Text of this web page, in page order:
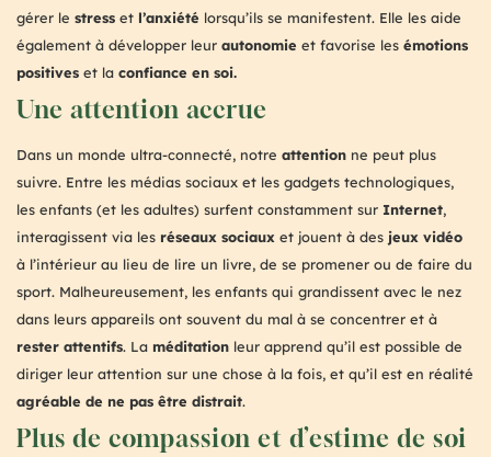
gérer le stress et l’anxiété lorsqu’ils se manifestent. Elle les aide
également à développer leur autonomie et favorise les émotions
positives et la confiance en soi.
Une attention accrue
Dans un monde ultra-connecté, notre attention ne peut plus
suivre. Entre les médias sociaux et les gadgets technologiques,
les enfants (et les adultes) surfent constamment sur Internet,
interagissent via les réseaux sociaux et jouent à des jeux vidéo
à l’intérieur au lieu de lire un livre, de se promener ou de faire du
sport. Malheureusement, les enfants qui grandissent avec le nez
dans leurs appareils ont souvent du mal à se concentrer et à
rester attentifs. La méditation leur apprend qu’il est possible de
diriger leur attention sur une chose à la fois, et qu’il est en réalité
agréable de ne pas être distrait.
Plus de compassion et d’estime de soi